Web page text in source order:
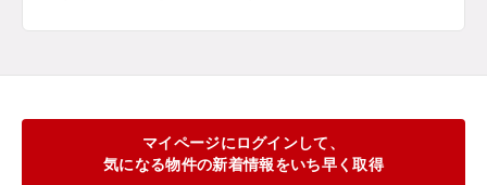
マイページにログインして、
気になる物件の新着情報をいち早く取得